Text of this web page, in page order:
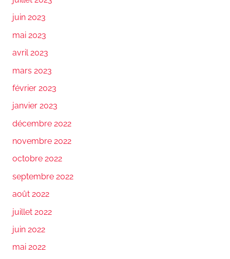
juin 2023
mai 2023
avril 2023
mars 2023
février 2023
janvier 2023
décembre 2022
novembre 2022
octobre 2022
septembre 2022
août 2022
juillet 2022
juin 2022
mai 2022